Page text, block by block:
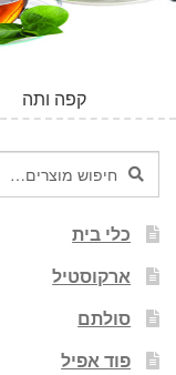
קפה ותה
חיפוש
עבור:
חיפוש
כלי בית
ארקוסטיל
סולתם
פוד אפיל